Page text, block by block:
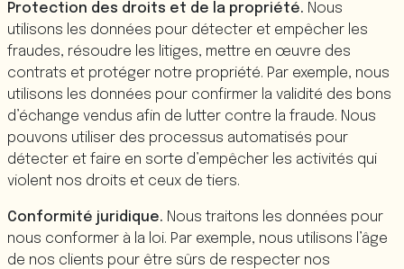
Protection des droits et de la propriété. Nous
utilisons les données pour détecter et empêcher les
fraudes, résoudre les litiges, mettre en œuvre des
contrats et protéger notre propriété. Par exemple, nous
utilisons les données pour confirmer la validité des bons
d’échange vendus afin de lutter contre la fraude. Nous
pouvons utiliser des processus automatisés pour
détecter et faire en sorte d’empêcher les activités qui
violent nos droits et ceux de tiers.
Conformité juridique. Nous traitons les données pour
nous conformer à la loi. Par exemple, nous utilisons l’âge
de nos clients pour être sûrs de respecter nos